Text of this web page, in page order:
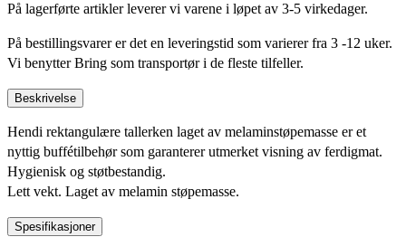
På lagerførte artikler leverer vi varene i løpet av 3-5 virkedager.
På bestillingsvarer er det en leveringstid som varierer fra 3 -12 uker.
Vi benytter Bring som transportør i de fleste tilfeller.
Beskrivelse
Hendi rektangulære tallerken laget av melaminstøpemasse er et
nyttig buffétilbehør som garanterer utmerket visning av ferdigmat.
Hygienisk og støtbestandig.
Lett vekt. Laget av melamin støpemasse.
Spesifikasjoner